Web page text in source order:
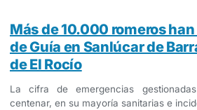
Más de 10.000 romeros
de Guía en Sanlúcar de
de El Rocío
La cifra de emergencias
centenar, en su mayoría sanitarias e